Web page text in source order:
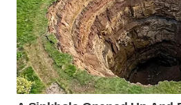
WN DELI
SERDANG
WN
TEBING
TINGGI